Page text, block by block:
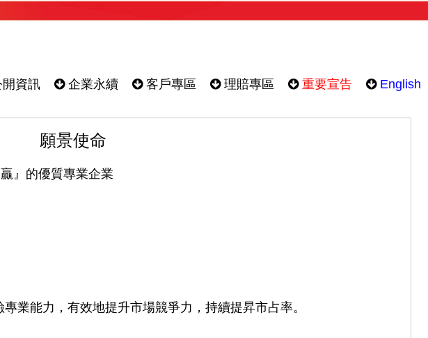
資訊 企業永續 客戶專區 理賠專區 重要宣告 English
願景使命
』的優質專業企業
業能力，有效地提升市場競爭力，持續提昇市占率。